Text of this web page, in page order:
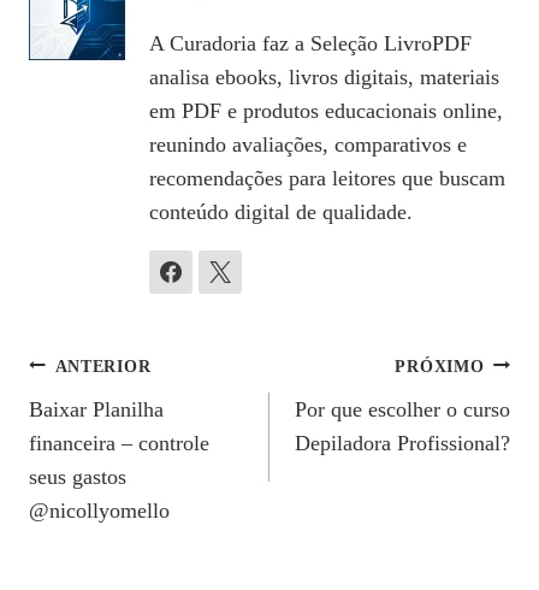
A Curadoria faz a Seleção LivroPDF
analisa ebooks, livros digitais, materiais
em PDF e produtos educacionais online,
reunindo avaliações, comparativos e
recomendações para leitores que buscam
conteúdo digital de qualidade.
Navegação
De
Post
ANTERIOR
Baixar Planilha
financeira – controle
seus gastos
@nicollyomello
PRÓXIMO
Por que escolher o curso
Depiladora Profissional?